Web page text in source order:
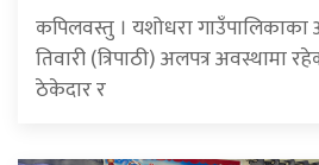
कपिलवस्तु । यशोधरा गाउँपालिकाका
तिवारी (त्रिपाठी) अलपत्र अवस्थामा
ठेकेदार र